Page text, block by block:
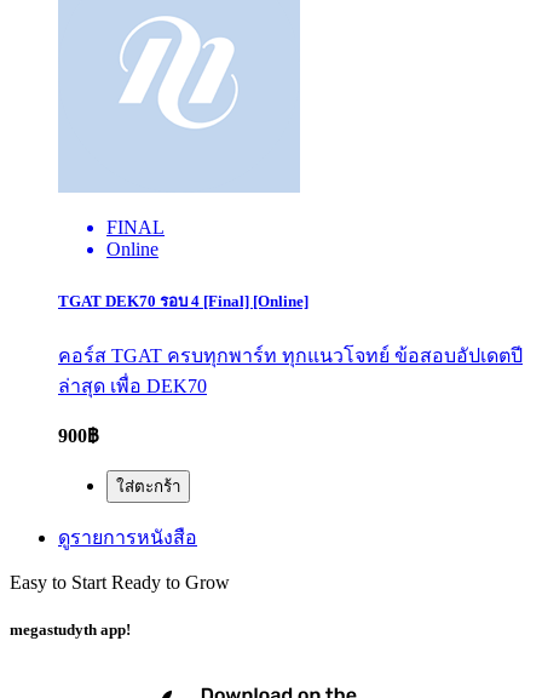
FINAL
Online
TGAT DEK70 รอบ 4 [Final] [Online]
คอร์ส TGAT ครบทุกพาร์ท ทุกแนวโจทย์ ข้อสอบอัปเดตปี
ล่าสุด เพื่อ DEK70
900฿
ใส่ตะกร้า
ดูรายการหนังสือ
Easy to Start Ready to Grow
megastudyth app!